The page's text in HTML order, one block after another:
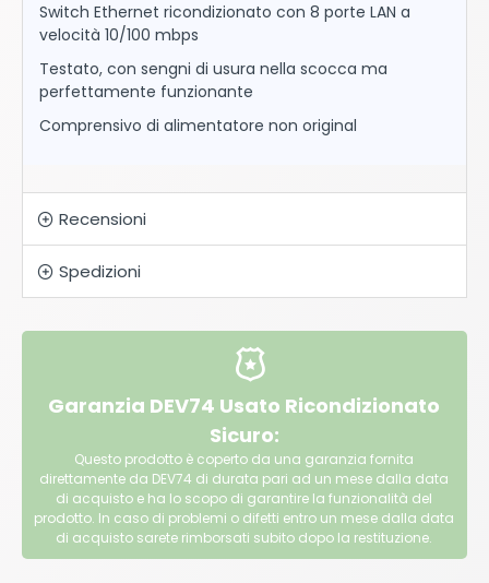
Switch Ethernet ricondizionato con 8 porte LAN a
velocità 10/100 mbps
Testato, con sengni di usura nella scocca ma
perfettamente funzionante
Comprensivo di alimentatore non original
Recensioni
Spedizioni
Garanzia DEV74 Usato Ricondizionato
Sicuro:
Questo prodotto è coperto da una garanzia fornita
direttamente da DEV74 di durata pari ad un mese dalla data
di acquisto e ha lo scopo di garantire la funzionalità del
prodotto. In caso di problemi o difetti entro un mese dalla data
di acquisto sarete rimborsati subito dopo la restituzione.